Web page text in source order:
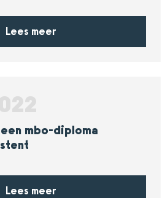
Lees meer
mbo-diploma
Lees meer